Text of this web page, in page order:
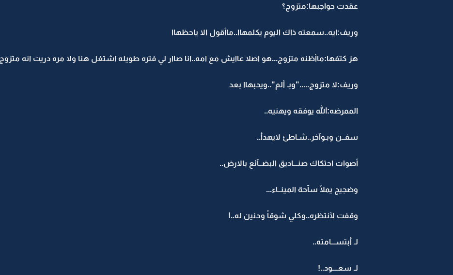
عقدت حواجبها:متزوج؟
وريف:ايه..سمعته ذاك اليوم يكلمهاا..ماأقول الا ياحظهاا
هز كتفها:ماأظنه متزوج...هو اصلا عاايش مع امه..انا صاار لي فتره طويله اشتغل هنا ولا مره دريت انه متزوج
وريف:لا متزوج....."وبـ ألم"..ويحبهاا بعد
الممرضه:الله يوفقه ويهنيه..
سفــن وبـوآخر..شـاطئ لايهدأ..
أصوات احتكاك صنـــاديق البضــآئع بالارض..
وضجيج يملأ سآحة المينــاء...
وقفت لآنتظره..وكلي شوقاً وحنين له..!
لـ أبتســـامته..
لـ سعــــود..!